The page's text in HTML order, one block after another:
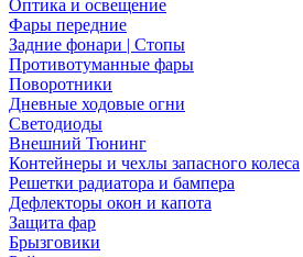
Оптика и освещение
Фары передние
Задние фонари | Стопы
Противотуманные фары
Поворотники
Дневные ходовые огни
Светодиоды
Внешний Тюнинг
Контейнеры и чехлы запасного колеса
Решетки радиатора и бампера
Дефлекторы окон и капота
Защита фар
Брызговики